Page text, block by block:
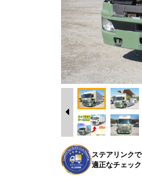
ステアリンク
適正なチェッ